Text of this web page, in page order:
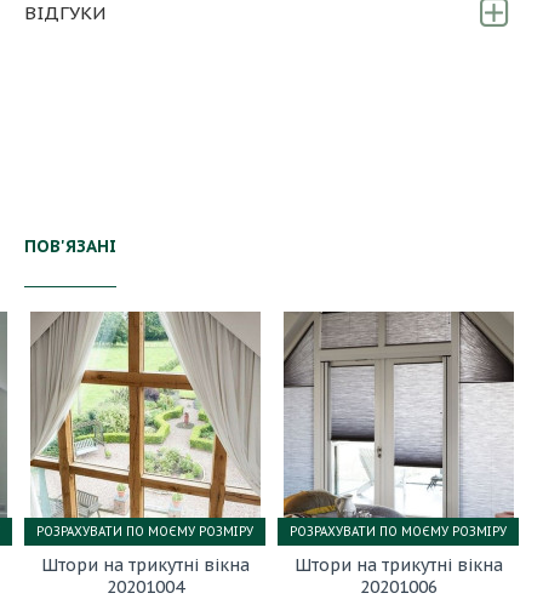
ВІДГУКИ
ПОВ'ЯЗАНІ
Штори на трикутні вікна
20201004
РОЗРАХУВАТИ ПО МОЄМУ РОЗМІРУ
Штори на трикутні вікна
20201006
РОЗРАХУВАТИ ПО МОЄМУ РОЗМІРУ